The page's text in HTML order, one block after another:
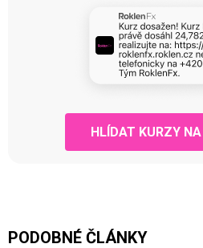
HLÍDAT KURZY
PODOBNÉ ČLÁNKY